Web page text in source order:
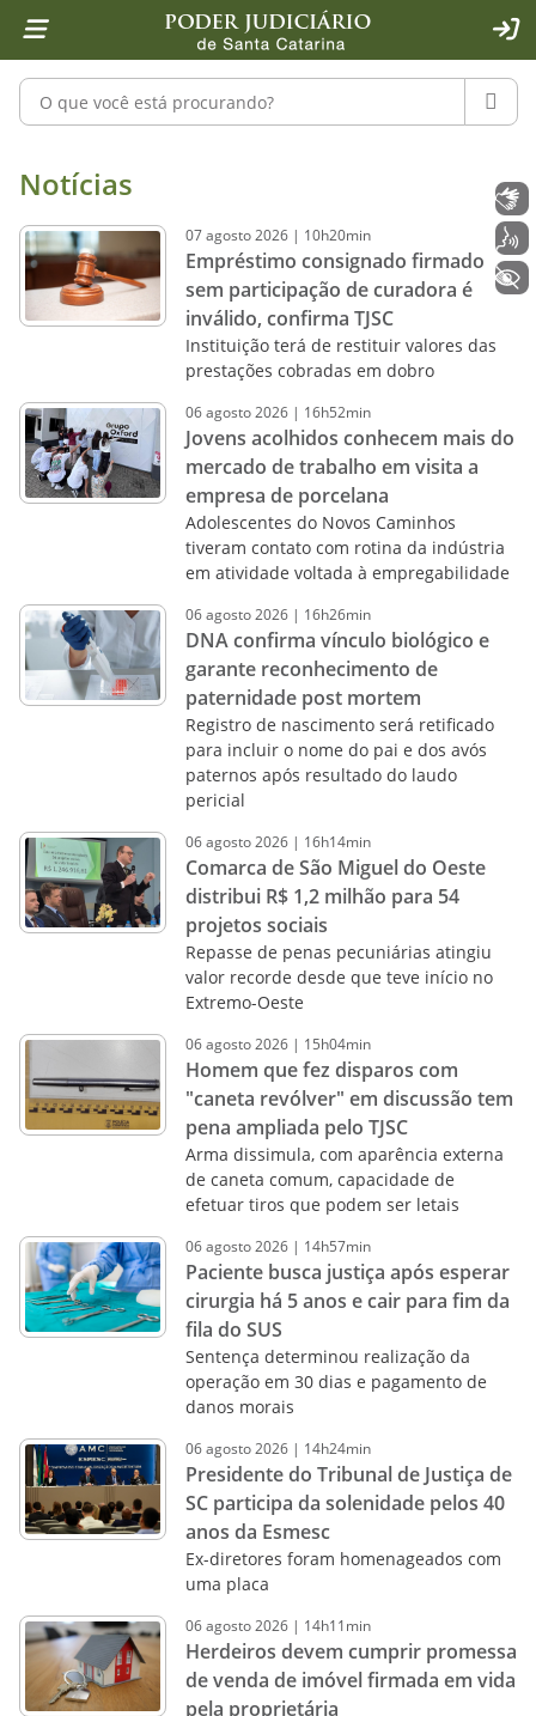
1 Ir para o conteúdo
2 Ir para a ferramenta de acessibilidade - Rybená
4 Ir para o menu principal
5 Ir para a pesquisa
6 Ir para o rodapé
7 Ir para a página inicial
Pesquisar no portal
Notícias - Imprensa - Poder
Notícias
07agosto2026 | 10h20min
Empréstimo consignado firmado
sem participação de curadora é
inválido, confirma TJSC
Instituição terá de restituir valores das
prestações cobradas em dobro
06agosto2026 | 16h52min
Jovens acolhidos conhecem mais do
mercado de trabalho em visita a
empresa de porcelana
Adolescentes do Novos Caminhos
tiveram contato com rotina da indústria
em atividade voltada à empregabilidade
06agosto2026 | 16h26min
DNA confirma vínculo biológico e
garante reconhecimento de
paternidade post mortem
Registro de nascimento será retificado
para incluir o nome do pai e dos avós
paternos após resultado do laudo
pericial
06agosto2026 | 16h14min
Comarca de São Miguel do Oeste
distribui R$ 1,2 milhão para 54
projetos sociais
Repasse de penas pecuniárias atingiu
valor recorde desde que teve início no
Extremo-Oeste
06agosto2026 | 15h04min
Homem que fez disparos com
"caneta revólver" em discussão tem
pena ampliada pelo TJSC
Arma dissimula, com aparência externa
de caneta comum, capacidade de
efetuar tiros que podem ser letais
06agosto2026 | 14h57min
Paciente busca justiça após esperar
cirurgia há 5 anos e cair para fim da
fila do SUS
Sentença determinou realização da
operação em 30 dias e pagamento de
danos morais
06agosto2026 | 14h24min
Presidente do Tribunal de Justiça de
SC participa da solenidade pelos 40
anos da Esmesc
Ex-diretores foram homenageados com
uma placa
06agosto2026 | 14h11min
Herdeiros devem cumprir promessa
de venda de imóvel firmada em vida
pela proprietária
+ Acessibilidade